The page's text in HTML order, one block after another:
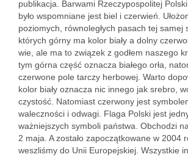
publikacja. Barwami Rzeczypospolitej
było wspomniane jest biel i czerwień.
poziomych, równoległych pasach tej samej
których górny ma kolor biały a dolny
wie, ale ma to związek z godłem naszego
tym górna część oznacza białego orła,
czerwone pole tarczy herbowej. Warto
kolor biały oznacza nic innego jak srebro,
czystość. Natomiast czerwony jest
waleczności i odwagi. Flaga Polski jest
ważniejszych symboli państwa. Obchodzi
2 maja. A zostało zapoczątkowane w 2004
weszliśmy do Unii Europejskiej. Wszystkie